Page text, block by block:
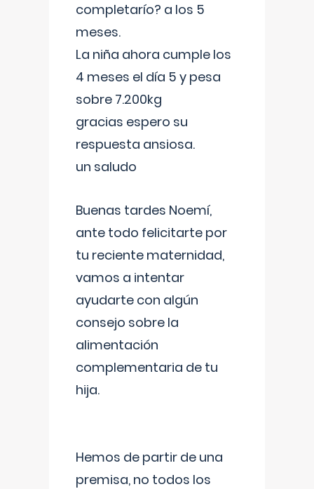
completarío? a los 5
meses.
La niña ahora cumple los
4 meses el día 5 y pesa
sobre 7.200kg
gracias espero su
respuesta ansiosa.
un saludo
Buenas tardes Noemí,
ante todo felicitarte por
tu reciente maternidad,
vamos a intentar
ayudarte con algún
consejo sobre la
alimentación
complementaria de tu
hija.
Hemos de partir de una
premisa, no todos los